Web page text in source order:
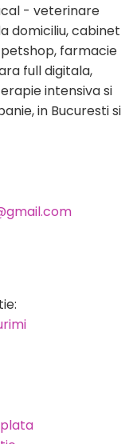
- veterinare
domiciliu, cabinet
farmacie
full digitala,
intensiva si
in Bucuresti si